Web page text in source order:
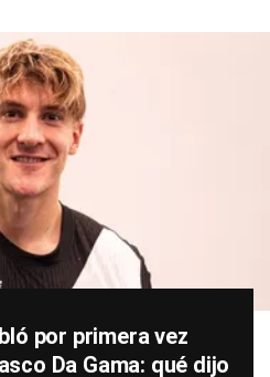
por primera vez
Da Gama: qué dijo